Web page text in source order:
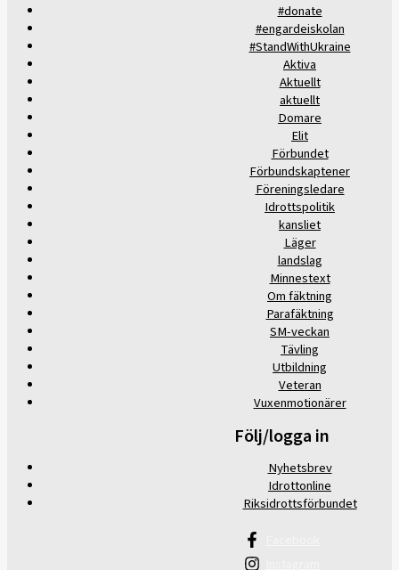
#donate
#engardeiskolan
#StandWithUkraine
Aktiva
Aktuellt
aktuellt
Domare
Elit
Förbundet
Förbundskaptener
Föreningsledare
Idrottspolitik
kansliet
Läger
landslag
Minnestext
Om fäktning
Parafäktning
SM-veckan
Tävling
Utbildning
Veteran
Vuxenmotionärer
Följ/logga in
Nyhetsbrev
Idrottonline
Riksidrottsförbundet